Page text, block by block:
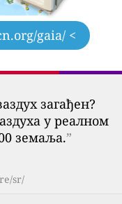
gaia/ <
загађен?
у реалном
земаља.”
sr/